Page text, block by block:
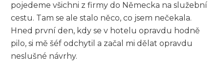
pojedeme všichni z firmy do Německa na služební
cestu. Tam se ale stalo něco, co jsem nečekala.
Hned první den, kdy se v hotelu opravdu hodně
pilo, si mě šéf odchytil a začal mi dělat opravdu
neslušné návrhy.